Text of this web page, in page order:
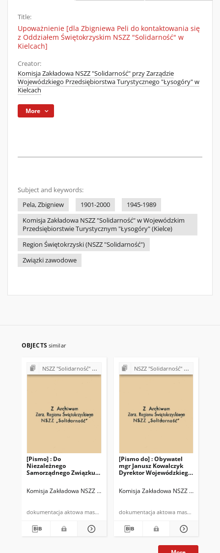
Title:
Upoważnienie [dla Zbigniewa Peli do kontaktowania się
z Oddziałem Świętokrzyskim NSZZ "Solidarność" w
Kielcach]
Creator:
Komisja Zakładowa NSZZ "Solidarność" przy Zarządzie
Wojewódzkiego Przedsiębiorstwa Turystycznego "Łysogóry" w
Kielcach
More
Subject and keywords:
Pela, Zbigniew
1901-2000
1945-1989
Komisja Zakładowa NSZZ "Solidarność" w Wojewódzkim
Przedsiębiorstwie Turystycznym "Łysogóry" (Kielce)
Region Świętokrzyski (NSZZ "Solidarność")
Związki zawodowe
OBJECTS similar
NSZZ "Solidarność" w Wojewódzkim Przedsiębiorstwie Turystycznym "Łysogóry" w Kielcach
[Pismo] : Do
Niezależnego
Samorządnego Związku
Regionalny w Kielcach
Komisja Zakładowa NSZZ "Solidarność" przy Zarządzie
dokumentacja aktowa maszynopis
NSZZ "Solidarność" w Wojewódzkim Przedsiębiorstwie Turystycznym "Łysogóry" w Kielcach
[Pismo do] : Obywatel
mgr Janusz Kowalczyk
Dyrektor Wojewódzkiego
"Łysogóry" w Kielcach
Komisja Zakładowa NSZZ
dokumentacja aktowa maszynopis